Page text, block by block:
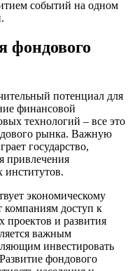
событий на одном
фондового
потенциал для
финансовой
технологий – все это
рынка. Важную
государство,
привлечения
институтов.
экономическому
компаниям доступ к
проектов и развития
важным
инвестировать
фондового